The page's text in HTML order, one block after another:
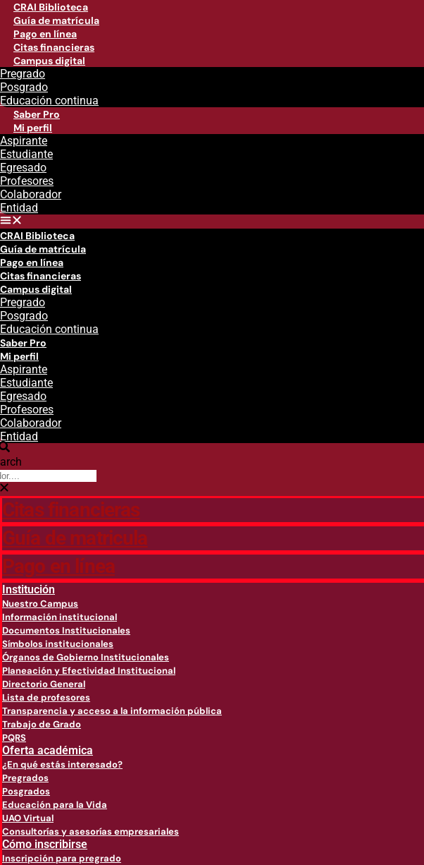
CRAI Biblioteca
Guía de matrícula
Pago en línea
Citas financieras
Campus digital
Pregrado
Posgrado
Educación continua
Saber Pro
Mi perfil
Aspirante
Estudiante
Egresado
Profesores
Colaborador
Entidad
CRAI Biblioteca
Guía de matrícula
Pago en línea
Citas financieras
Campus digital
Pregrado
Posgrado
Educación continua
Saber Pro
Mi perfil
Aspirante
Estudiante
Egresado
Profesores
Colaborador
Entidad
Citas financieras
Guía de matricula
Pago en línea
Institución
Nuestro Campus
Información institucional
Documentos Institucionales
Símbolos institucionales
Órganos de Gobierno Institucionales
Planeación y Efectividad Institucional
Directorio General
Lista de profesores
Transparencia y acceso a la información pública
Trabajo de Grado
PQRS
Oferta académica
¿En qué estás interesado?
Pregrados
Posgrados
Educación para la Vida
UAO Virtual
Consultorías y asesorías empresariales
Cómo inscribirse
Inscripción para pregrado